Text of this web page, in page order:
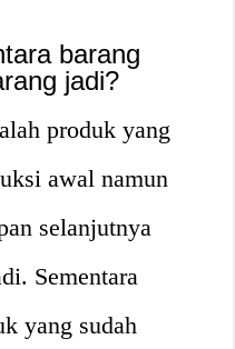
barang
jadi?
produk yang
awal namun
selanjutnya
Sementara
yang sudah